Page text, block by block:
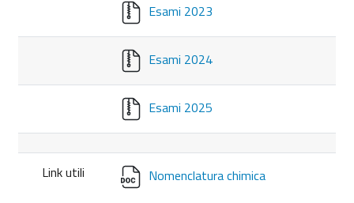
Esami 2023
Esami 2024
Esami 2025
Link utili Nomenclatura chimica